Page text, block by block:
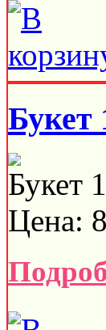
Букет
Букет
Цена: